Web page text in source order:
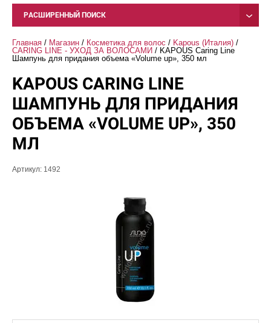
РАСШИРЕННЫЙ ПОИСК
Главная / Магазин / Косметика для волос / Kapous (Италия)
CARING LINE - УХОД ЗА ВОЛОСАМИ / KAPOUS Caring Line
Шампунь для придания объема «Volume up», 350 мл
KAPOUS CARING LINE
ШАМПУНЬ ДЛЯ ПРИДАНИЯ
ОБЪЕМА «VOLUME UP», 350
МЛ
Артикул: 1492